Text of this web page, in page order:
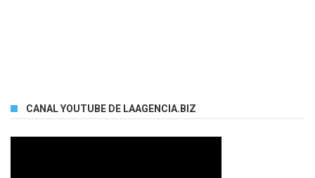
CANAL YOUTUBE DE LAAGENCIA.BIZ